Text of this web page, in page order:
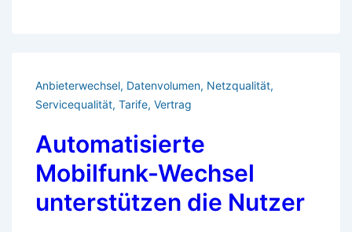
Anbieterwechsel, Datenvolumen, Netzqualität,
Servicequalität, Tarife, Vertrag
Automatisierte
Mobilfunk-Wechsel
unterstützen die Nutzer